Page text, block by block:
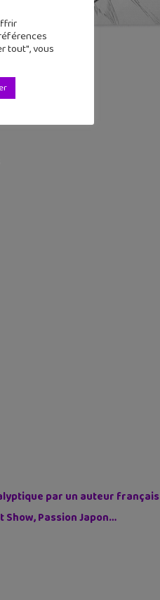
par un auteur français
Show, Passion Japon…
tout", vous